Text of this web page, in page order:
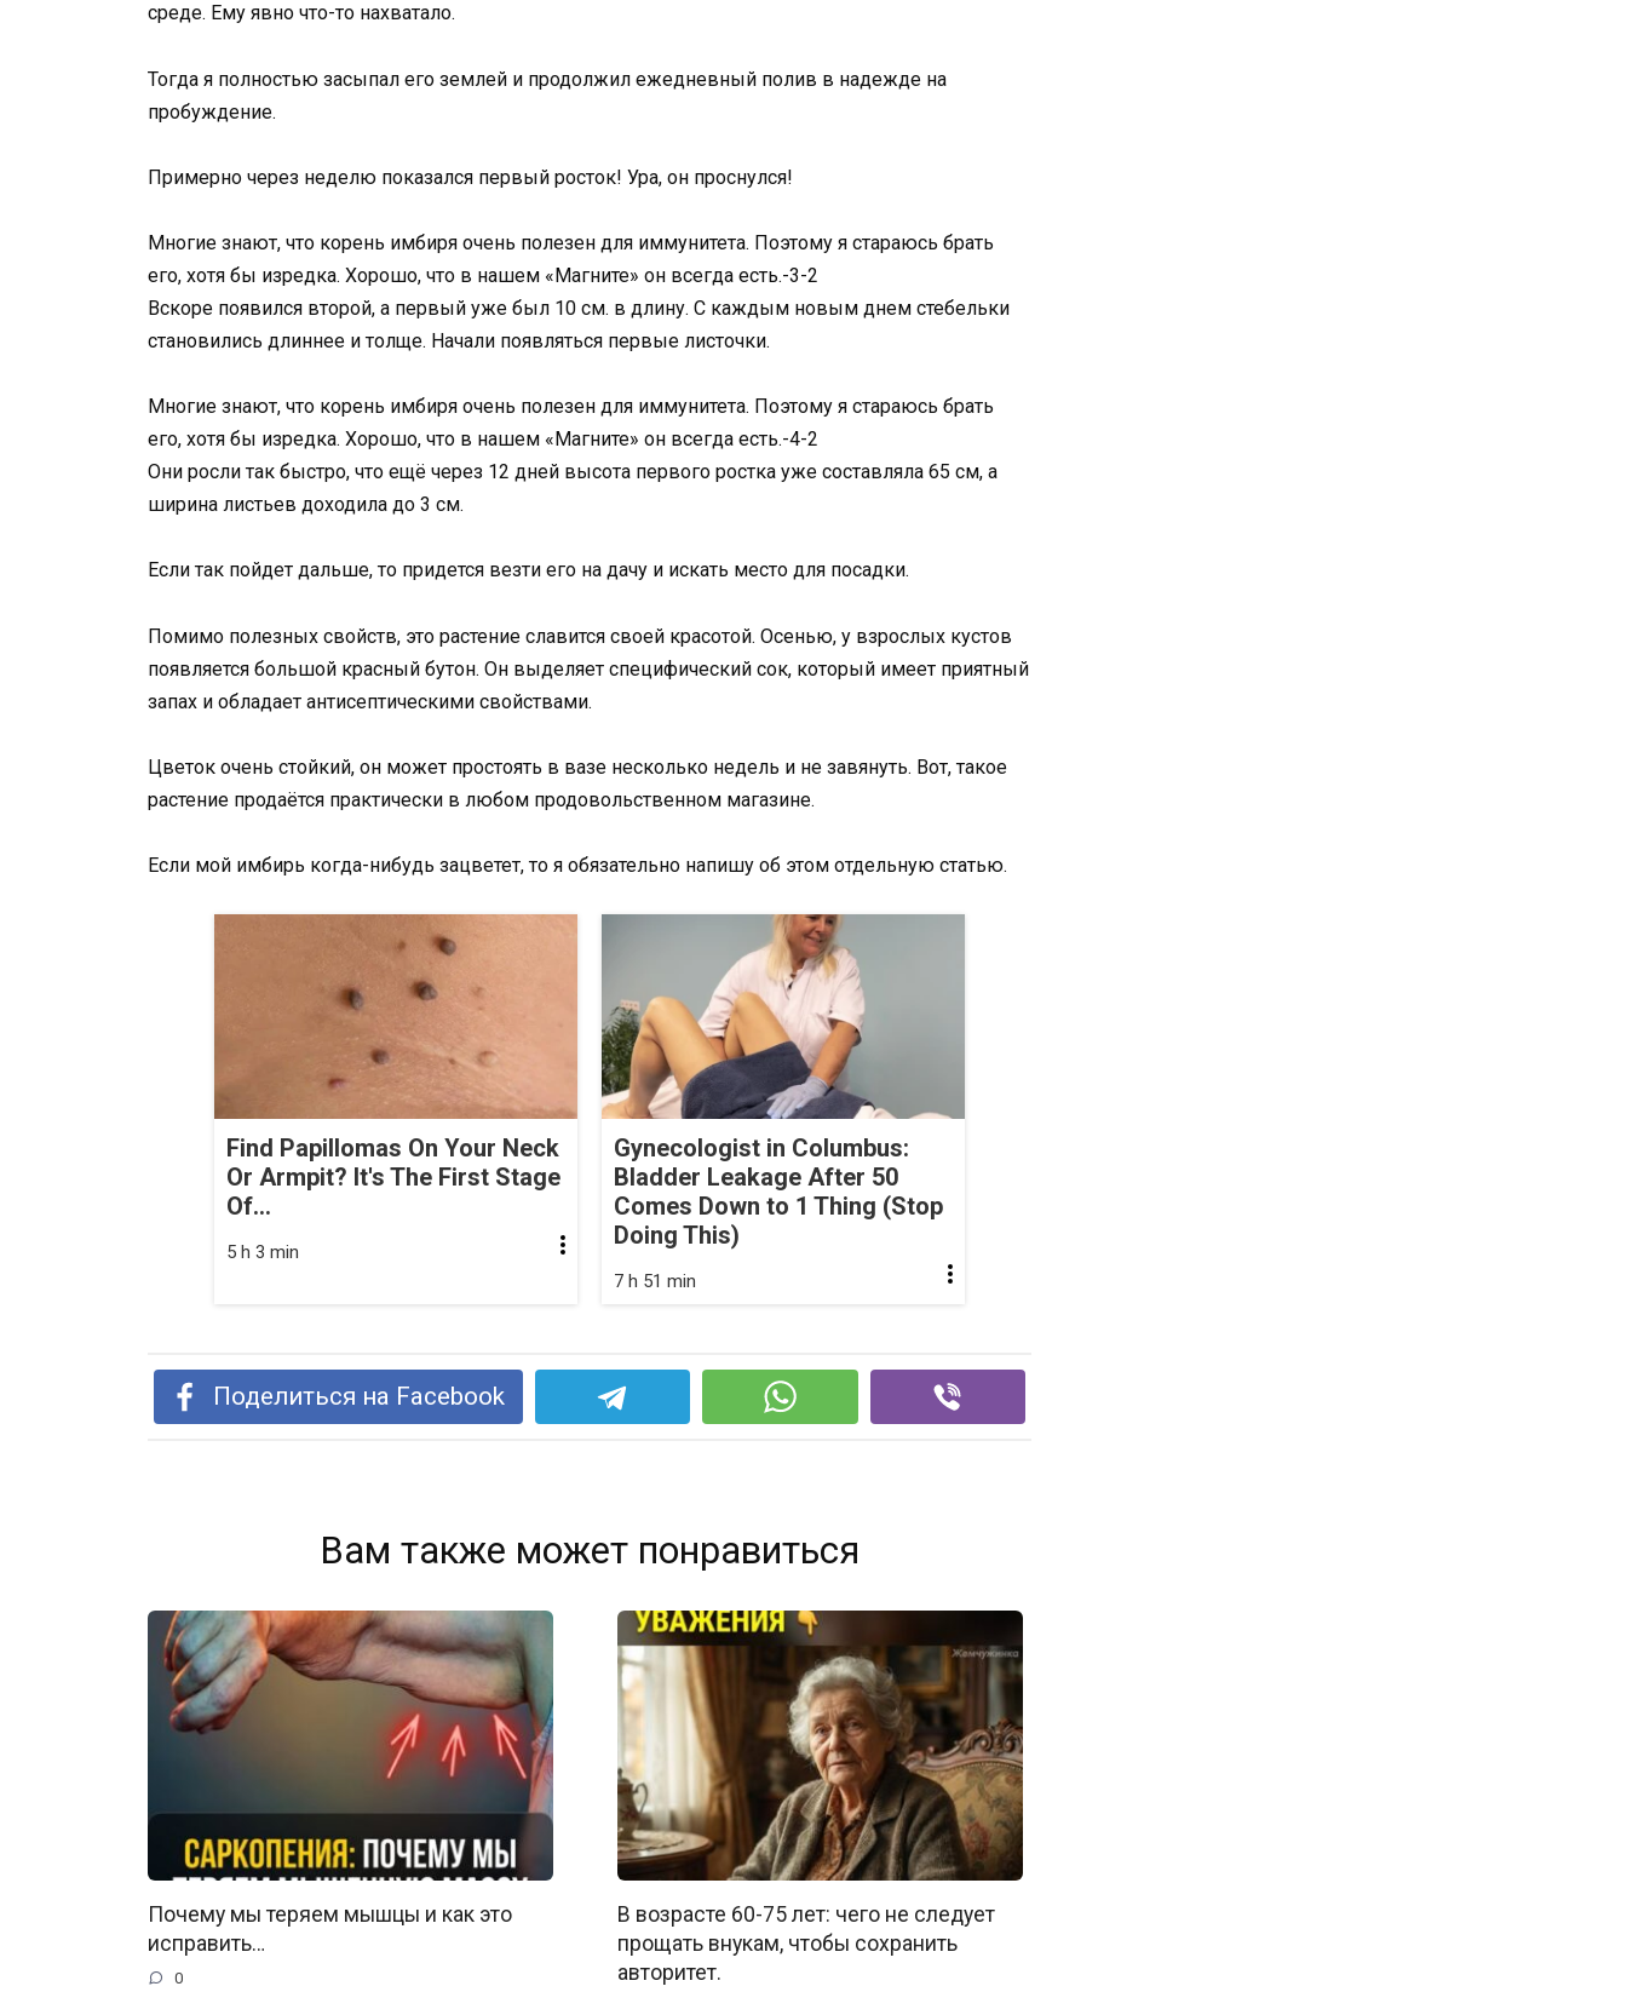
среде. Ему явно что-то нахватало.
Тогда я полностью засыпал его землей и продолжил ежедневный полив в надежде на
пробуждение.
Примерно через неделю показался первый росток! Ура, он проснулся!
Многие знают, что корень имбиря очень полезен для иммунитета. Поэтому я стараюсь брать
его, хотя бы изредка. Хорошо, что в нашем «Магните» он всегда есть.-3-2
Вскоре появился второй, а первый уже был 10 см. в длину. С каждым новым днем стебельки
становились длиннее и толще. Начали появляться первые листочки.
Многие знают, что корень имбиря очень полезен для иммунитета. Поэтому я стараюсь брать
его, хотя бы изредка. Хорошо, что в нашем «Магните» он всегда есть.-4-2
Они росли так быстро, что ещё через 12 дней высота первого ростка уже составляла 65 см, а
ширина листьев доходила до 3 см.
Если так пойдет дальше, то придется везти его на дачу и искать место для посадки.
Помимо полезных свойств, это растение славится своей красотой. Осенью, у взрослых кустов
появляется большой красный бутон. Он выделяет специфический сок, который имеет приятный
запах и обладает антисептическими свойствами.
Цветок очень стойкий, он может простоять в вазе несколько недель и не завянуть. Вот, такое
растение продаётся практически в любом продовольственном магазине.
Если мой имбирь когда-нибудь зацветет, то я обязательно напишу об этом отдельную статью.
Find Papillomas On Your Neck
Or Armpit? It's The First Stage
Of...
5 h 3 min
Gynecologist in Columbus:
Bladder Leakage After 50
Comes Down to 1 Thing (Stop
Doing This)
7 h 51 min
Поделиться на Facebook
Вам также может понравиться
Почему мы теряем мышцы и как это
исправить…
0
В возрасте 60-75 лет: чего не следует
прощать внукам, чтобы сохранить
авторитет.